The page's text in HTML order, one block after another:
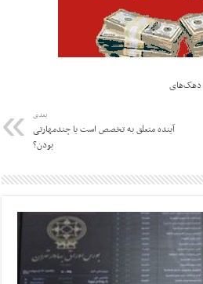
به دهک‌های
بعدی
آینده متعلق به تخصص است یا چندمهارتی
بودن؟